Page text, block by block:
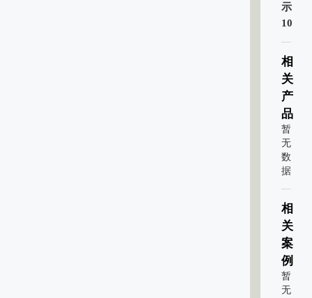
示
10
相
关
产
品
暂
无
数
据
相
关
案
例
暂
无